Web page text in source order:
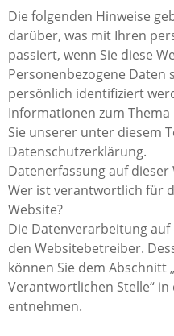
Die folgenden Hinweise
darüber, was mit Ihren
passiert, wenn Sie diese
Personenbezogene Daten
persönlich identifiziert
Informationen zum
Sie unserer unter diesem
Datenschutzerklärung.
Datenerfassung auf dieser
Wer ist verantwortlich für
Website?
Die Datenverarbeitung
den Websitebetreiber.
können Sie dem Abschnitt
Verantwortlichen Stelle“
entnehmen.